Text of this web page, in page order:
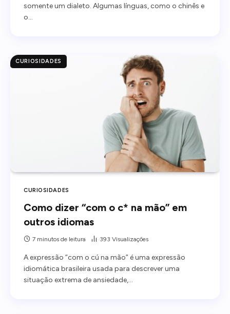
somente um dialeto. Algumas línguas, como o chinês e
o…
CURIOSIDADES
CURIOSIDADES
Como dizer “com o c* na mão” em
outros idiomas
7 minutos de leitura 393 Visualizações
A expressão “com o cú na mão” é uma expressão
idiomática brasileira usada para descrever uma
situação extrema de ansiedade,…